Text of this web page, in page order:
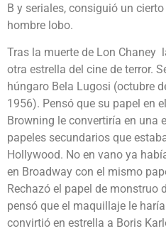
B y seriales, consiguió un
hombre lobo.
Tras la muerte de Lon Chaney
otra estrella del cine de terror.
húngaro Bela Lugosi (octubre
1956). Pensó que su papel en
Browning le convertiría en una
papeles secundarios que
Hollywood. No en vano ya
en Broadway con el mismo
Rechazó el papel de monstruo
pensó que el maquillaje le
convirtió en estrella a Boris